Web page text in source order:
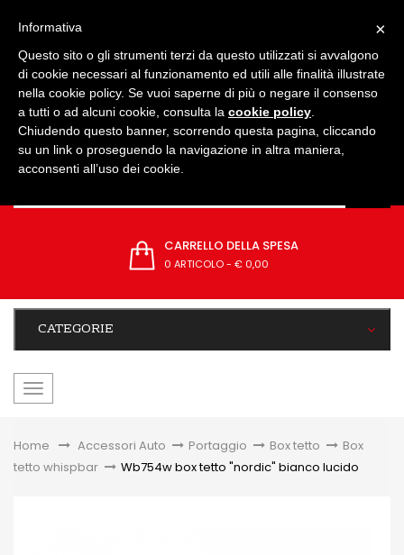
CARRELLO DELLA SPESA
0 ARTICOLO- € 0,00
CATEGORIE
navigazione
Home &gt;Accessori Auto > Portaggio > Box tetto >
Box
tetto whispbar > Wb754w box tetto "nordic" bianco lucido
×
Informativa
Questo sito o gli strumenti terzi da questo utilizzati si avvalgono
di cookie necessari al funzionamento ed utili alle finalità illustrate
nella cookie policy. Se vuoi saperne di più o negare il consenso
a tutti o ad alcuni cookie, consulta la cookie policy
Chiudendo questo banner, scorrendo questa pagina, cliccando
su un link o proseguendo la navigazione in altra maniera,
acconsenti all’uso dei cookie.